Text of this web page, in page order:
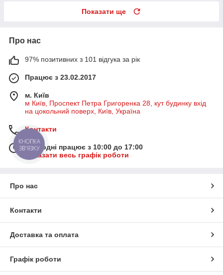
Показати ще
Про нас
97% позитивних з 101 відгука за рік
Працює з 23.02.2017
м. Київ
м Київ, Проспект Петра Григоренка 28, кут будинку вхід
на цокольний поверх, Київ, Україна
Контакти
Сьогодні працює з 10:00 до 17:00
Показати весь графік роботи
Про нас
Контакти
Доставка та оплата
Графік роботи
КНОПКА
ЗВ'ЯЗКУ